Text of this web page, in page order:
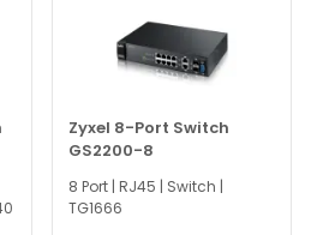
Zyxel 8-Port Switch
GS2200-8
8 Port | RJ45 | Switch |
TG1666